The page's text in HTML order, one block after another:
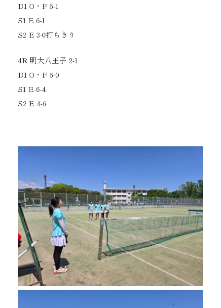
D1 O・F 6-1
S1 E 6-1
S2 E 3-0打ちきり
4R 明大八王子 2-1
D1 O・F 6-0
S1 E 6-4
S2 E 4-6